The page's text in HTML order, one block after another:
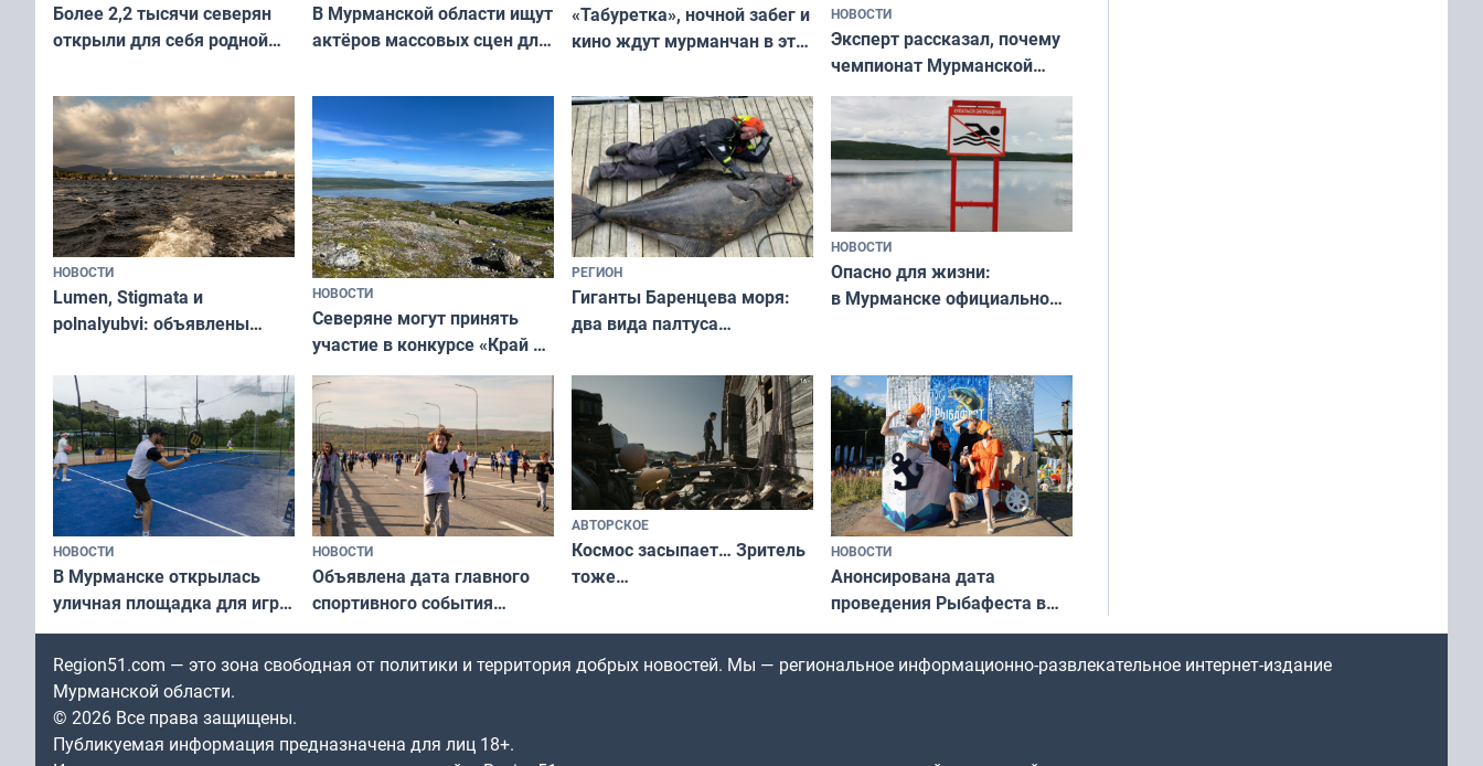
Более 2,2 тысячи северян
открыли для себя родной
«Туризм для своих»
В Мурманской области ищут
актёров массовых сцен для
короткометражном фильме
«Табуретка», ночной забег и
кино ждут мурманчан в эти
НОВОСТИ
Эксперт рассказал, почему
чемпионат Мурманской
области по футболу остался
незамеченным
НОВОСТИ
Lumen, Stigmata и
polnalyubvi: объявлены
«Имандра» в 2026 года
НОВОСТИ
Северяне могут принять
участие в конкурсе «Край у
северной границы: фотогид
по Печенгскому округу»
РЕГИОН
Гиганты Баренцева моря:
два вида палтуса
НОВОСТИ
Опасно для жизни:
в Мурманске официально
НОВОСТИ
В Мурманске открылась
уличная площадка для игры
в падел
НОВОСТИ
Объявлена дата главного
спортивного события
Заполярья: как зарождался
фестиваль «Гольфстрим»
АВТОРСКОЕ
Космос засыпает… Зритель
тоже…
НОВОСТИ
Анонсирована дата
проведения Рыбафеста в
2026 году
Region51.com — это зона свободная от политики и территория добрых новостей. Мы — региональное информационно-развлекательное интернет-издание
Мурманской области.
© 2026 Все права защищены.
Публикуемая информация предназначена для лиц 18+.